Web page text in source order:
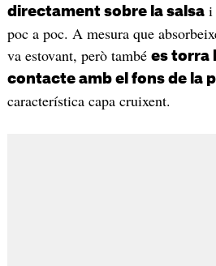
directament sobre la salsai
poc a poc. A mesura que
va estovant, però també es torra
contacte amb el fons de la
característica capa cruixent.